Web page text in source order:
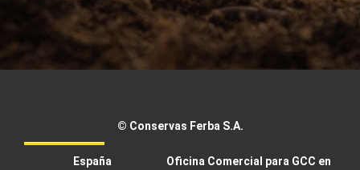
© Conservas Ferba S.A.
España
Oficina Comercial para GCC en